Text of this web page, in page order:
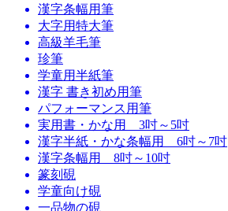
漢字条幅用筆
大字用特大筆
高級羊毛筆
珍筆
学童用半紙筆
漢字 書き初め用筆
パフォーマンス用筆
実用書・かな用 3吋～5吋
漢字半紙・かな条幅用 6吋～7吋
漢字条幅用 8吋～10吋
篆刻硯
学童向け硯
一品物の硯